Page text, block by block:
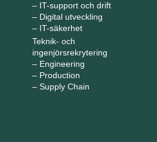
– IT-support och drift
– Digital utveckling
– IT-säkerhet
Teknik- och
ingenjörsrekrytering
– Engineering
– Production
– Supply Chain